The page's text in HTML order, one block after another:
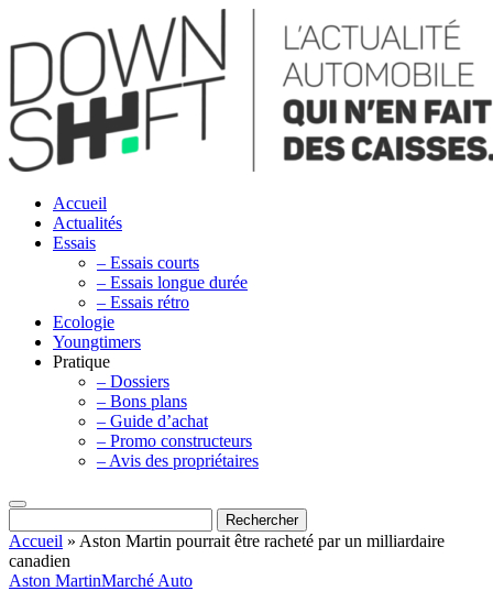
Accueil
Actualités
Essais
– Essais courts
– Essais longue durée
– Essais rétro
Ecologie
Youngtimers
Pratique
– Dossiers
– Bons plans
– Guide d’achat
– Promo constructeurs
– Avis des propriétaires
Accueil » Aston Martin pourrait être racheté par un milliardaire
canadien
Aston MartinMarché Auto